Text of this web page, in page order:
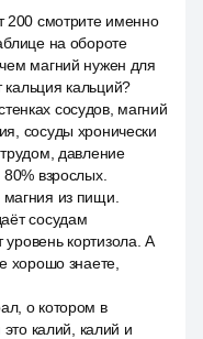
200 смотрите именно
на обороте
магний нужен для
кальция кальций?
сосудов, магний
сосуды хронически
давление
взрослых.
из пищи.
сосудам
кортизола. А
хорошо знаете,
о котором в
это калий, калий и